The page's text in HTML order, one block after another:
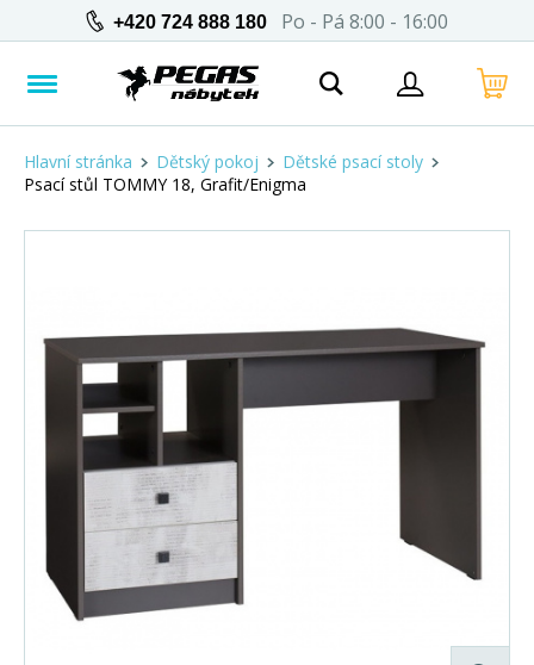
+420 724 888 180 Po - Pá 8:00 - 16:00
Hlavní stránka Dětský pokoj
Dětské psací stoly
Psací stůl TOMMY 18, Grafit/Enigma